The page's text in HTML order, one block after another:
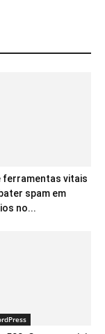
ferramentas vitais
spam em
no...